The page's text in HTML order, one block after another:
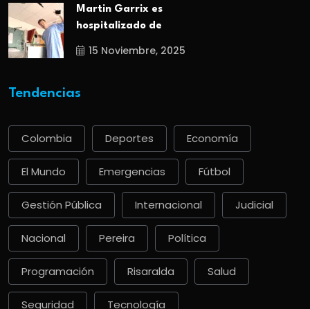
Martin Garrix es
hospitalizado de
15 Noviembre, 2025
Tendencias
Colombia Deportes Economía
El Mundo Emergencias Fútbol
Gestión Pública Internacional Judicial
Nacional Pereira Política
Programación Risaralda Salud
Seguridad Tecnología